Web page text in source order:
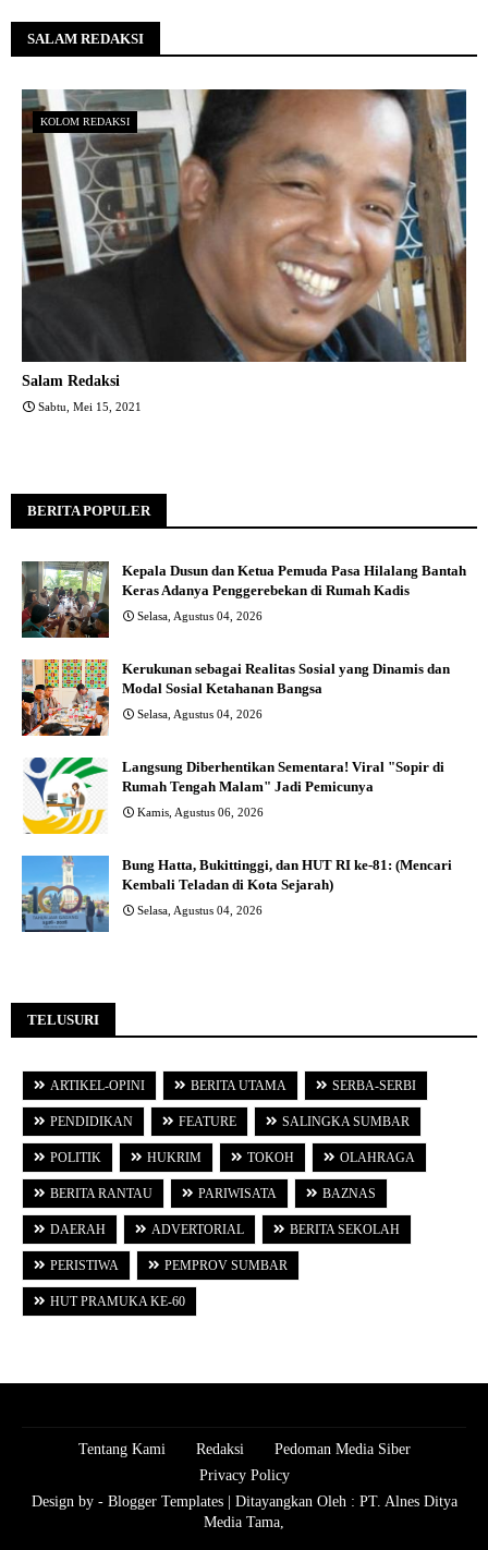
SALAM REDAKSI
KOLOM REDAKSI
Salam Redaksi
Sabtu, Mei 15, 2021
BERITA POPULER
Kepala Dusun dan Ketua Pemuda Pasa Hilalang Bantah
Keras Adanya Penggerebekan di Rumah Kadis
Selasa, Agustus 04, 2026
Kerukunan sebagai Realitas Sosial yang Dinamis dan
Modal Sosial Ketahanan Bangsa
Selasa, Agustus 04, 2026
Langsung Diberhentikan Sementara! Viral "Sopir di
Rumah Tengah Malam" Jadi Pemicunya
Kamis, Agustus 06, 2026
Bung Hatta, Bukittinggi, dan HUT RI ke-81: (Mencari
Kembali Teladan di Kota Sejarah)
Selasa, Agustus 04, 2026
TELUSURI
ARTIKEL-OPINI BERITA UTAMA SERBA-SERBI
PENDIDIKAN FEATURE SALINGKA SUMBAR
POLITIK HUKRIM TOKOH OLAHRAGA
BERITA RANTAU PARIWISATA BAZNAS
DAERAH ADVERTORIAL BERITA SEKOLAH
PERISTIWA PEMPROV SUMBAR
HUT PRAMUKA KE-60
Tentang Kami Redaksi
Pedoman Media Siber
Privacy Policy
Design by - Blogger Templates | Ditayangkan Oleh : PT. Alnes Ditya
Media Tama,